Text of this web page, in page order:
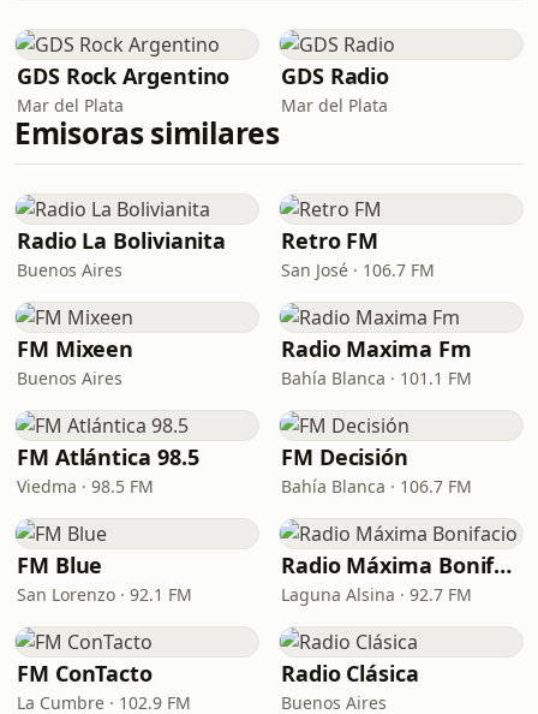
GDS Rock Argentino
Mar del Plata
GDS Radio
Mar del Plata
Emisoras similares
Radio La Bolivianita
Buenos Aires
Retro FM
San José · 106.7 FM
FM Mixeen
Buenos Aires
Radio Maxima Fm
Bahía Blanca · 101.1 FM
FM Atlántica 98.5
Viedma · 98.5 FM
FM Decisión
Bahía Blanca · 106.7 FM
FM Blue
San Lorenzo · 92.1 FM
Radio Máxima Bonifacio
Laguna Alsina · 92.7 FM
FM ConTacto
La Cumbre · 102.9 FM
Radio Clásica
Buenos Aires